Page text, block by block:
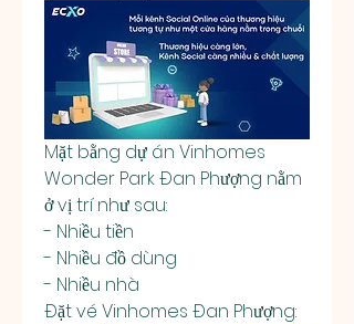
Mặt bằng dự án Vinhomes
Wonder Park Đan Phượng nằm
ở vị trí như sau:
- Nhiều tiền
- Nhiều đồ dùng
- Nhiều nhà